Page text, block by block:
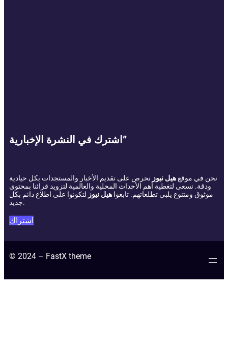
اشترك في النشرة الإخبارية”
نحن في موقعهيل نيوز نحرص على تقديم الأخبار والمستجدات بكل حيادية
ودقة. نسعى لتغطية أهم الأحداث المحلية والعالمية لتزويد قرائنا بمحتوى
موثوق ومتنوع يلبي تطلعاتهم. تابعوا هيل نيوز لتكونوا على اطلاع دائم بكل
جديد.
اشتراك
© 2024 – FastX theme